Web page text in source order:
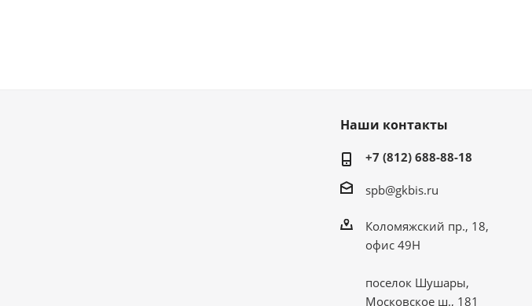
Наши контакты
+7 (812) 688-88-18
spb@gkbis.ru
Коломяжский пр., 18,
офис 49Н
поселок Шушары,
Московское ш., 181